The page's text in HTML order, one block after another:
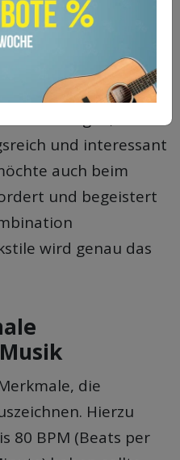
Aufgabe,
zu sorgen, dass
und interessant
auch beim
und begeistert
wird genau das
die
Hierzu
80 BPM (Beats per